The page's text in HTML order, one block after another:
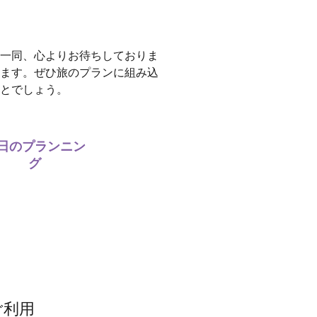
同、心よりお待ちしておりま
す。ぜひ旅のプランに組み込
でしょう。
のプランニン
グ
用